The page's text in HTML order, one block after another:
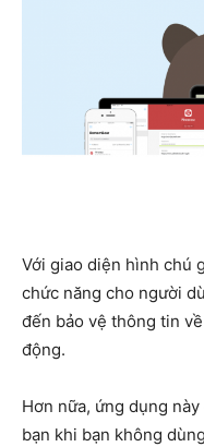
Với giao diện hình chú
chức năng cho người
đến bảo vệ thông tin
động.
Hơn nữa, ứng dụng
bạn khi bạn không